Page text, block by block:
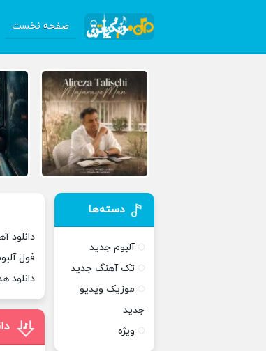
صفحه نخست
دانلود
فول
دانلود
دسته‌ها
آلبوم جدید
تک آهنگ جدید
موزیک ویدیو
جدید
ویژه